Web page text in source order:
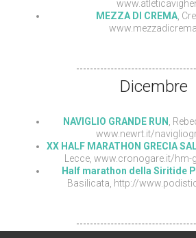
MEZZA DI CREMA,
Dicembre
NAVIGLIO GRANDE RUN
,
www.newrt.it/
XX HALF MARATHON GRECIA
Lecce, www.cronogare.it/
Half marathon della Siritide
Basilicata, http://